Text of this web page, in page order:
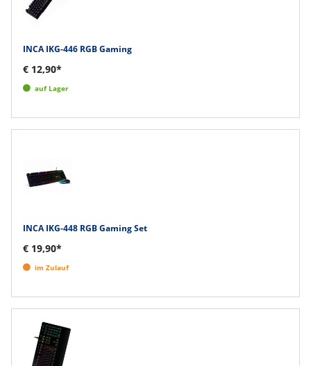
INCA IKG-446 RGB Gaming
€ 12,90*
auf Lager
INCA IKG-448 RGB Gaming Set
€ 19,90*
im Zulauf